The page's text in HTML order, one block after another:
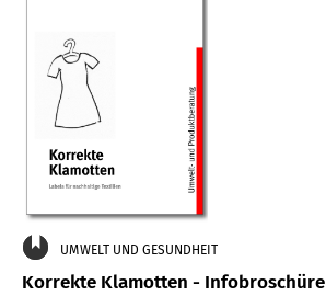
UMWELT UND GESUNDHEIT
Korrekte Klamotten - Infobroschüre